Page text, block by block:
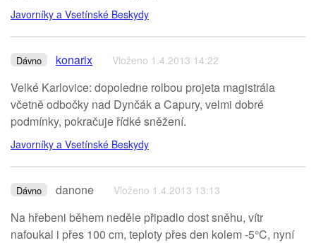
Javorníky a Vsetínské Beskydy
Dávno konarix Vloženo 1.4.2013 14:22
Velké Karlovice: dopoledne rolbou projeta magistrála
včetně odbočky nad Dynčák a Capury, velmi dobré
podmínky, pokračuje řídké sněžení.
Javorníky a Vsetínské Beskydy
Dávno danone Vloženo 1.4.2013 13:13
Na hřebeni během neděle připadlo dost sněhu, vítr
nafoukal i přes 100 cm, teploty přes den kolem -5°C, nyní